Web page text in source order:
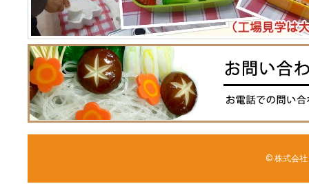
© 株式会